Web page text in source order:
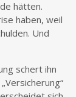
hätten.
haben, weil
Und
schert ihn